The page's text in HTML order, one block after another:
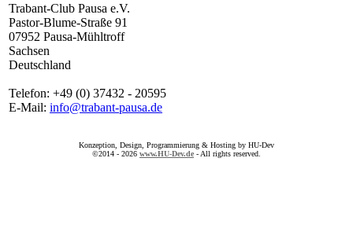
Trabant-Club Pausa e.V.
Pastor-Blume-Straße 91
07952 Pausa-Mühltroff
Sachsen
Deutschland
Telefon: +49 (0) 37432 - 20595
E-Mail: info@trabant-pausa.de
Konzeption, Design, Programmierung & Hosting by HU-Dev
©2014 - 2026 www.HU-Dev.de - All rights reserved.